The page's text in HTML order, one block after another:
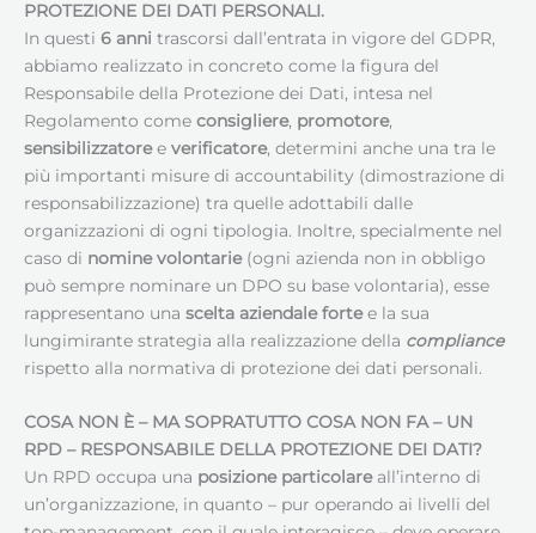
PROTEZIONE DEI DATI PERSONALI.
In questi 6 anni trascorsi dall’entrata in vigore del GDPR,
abbiamo realizzato in concreto come la figura del
Responsabile della Protezione dei Dati, intesa nel
Regolamento come consigliere, promotore,
sensibilizzatoree verificatore, determini anche una tra le
più importanti misure di accountability (dimostrazione di
responsabilizzazione) tra quelle adottabili dalle
organizzazioni di ogni tipologia. Inoltre, specialmente nel
caso di nomine volontarie(ogni azienda non in obbligo
può sempre nominare un DPO su base volontaria), esse
rappresentano una scelta aziendale fortee la sua
lungimirante strategia alla realizzazione della compliance
rispetto alla normativa di protezione dei dati personali.
COSA NON È – MA SOPRATUTTO COSA NON FA – UN
RPD – RESPONSABILE DELLA PROTEZIONE DEI DATI?
Un RPD occupa una posizione particolareall’interno di
un’organizzazione, in quanto – pur operando ai livelli del